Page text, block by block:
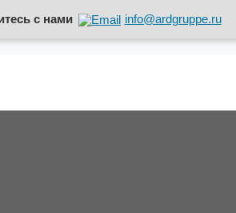
с нами info@ardgruppe.ru